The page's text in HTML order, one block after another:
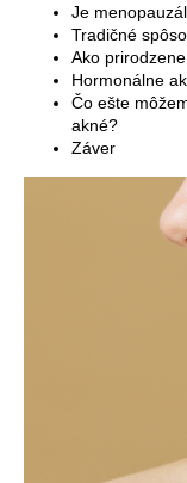
Je
Tradičné
Ako
Hormonálne
Čo ešte
akné?
Záver